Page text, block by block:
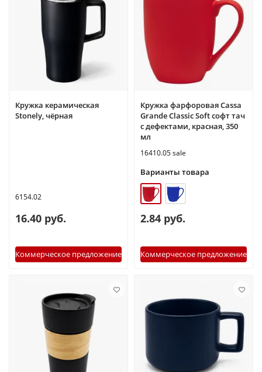
Кружка керамическая
Stonely, чёрная
6154.02
16.40 руб.
Коммерческое предложение
Кружка фарфоровая Cassa
Grande Сlassic Soft софт тач
с дефектами, красная, 350
мл
16410.05 sale
Варианты товара
2.84 руб.
Коммерческое предложение